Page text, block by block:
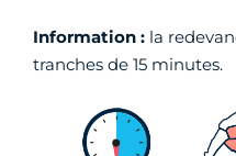
Information : la
tranches de 15 minutes.